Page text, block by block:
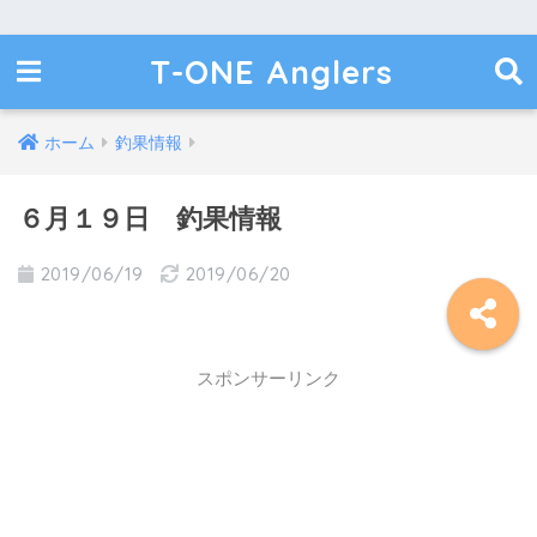
T-ONE Anglers
ホーム 釣果情報
６月１９日 釣果情報
2019/06/19 2019/06/20
スポンサーリンク